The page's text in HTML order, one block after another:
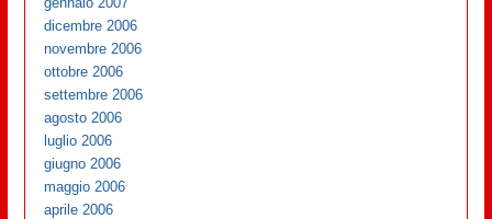
dicembre 2006
novembre 2006
ottobre 2006
settembre 2006
agosto 2006
luglio 2006
giugno 2006
maggio 2006
aprile 2006